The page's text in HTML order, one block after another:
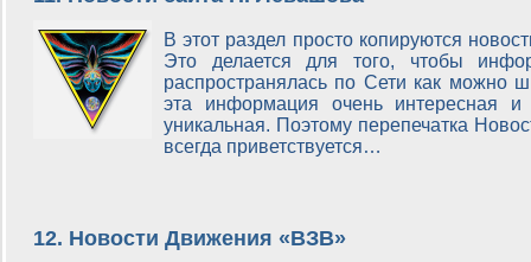
В этот раздел просто копируются
Это делается для того, чтобы
распространялась по Сети как можно
эта информация очень интересная
уникальная. Поэтому перепечатка
всегда приветствуется…
12. Новости Движения «ВЗВ»